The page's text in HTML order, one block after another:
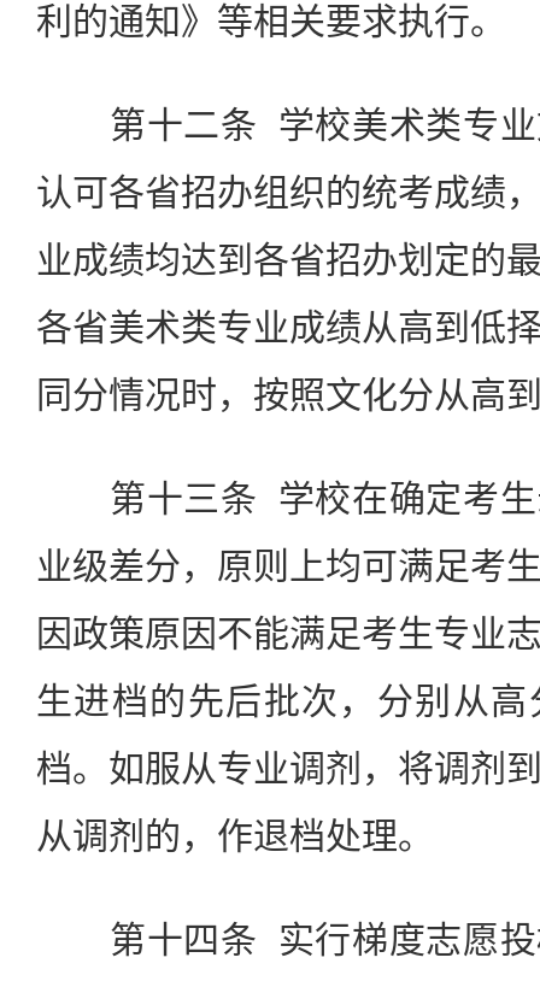
利的通知》等相关要求执行。
第十二条 学校美术类专业
认可各省招办组织的统考成绩
业成绩均达到各省招办划定的
各省美术类专业成绩从高到低
同分情况时，按照文化分从高
第十三条 学校在确定考生
业级差分，原则上均可满足考
因政策原因不能满足考生专业
生进档的先后批次，分别从
档。如服从专业调剂，将调剂
从调剂的，作退档处理。
第十四条 实行梯度志愿投